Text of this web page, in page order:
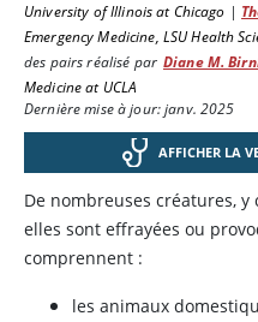
University of Illinois at Chicago |
Emergency Medicine, LSU Health
des pairs réalisé par Diane M.
Medicine at UCLA
Dernière mise à jour: janv. 2025
AFFICHER LA
De nombreuses créatures, y
elles sont effrayées ou
comprennent :
les animaux